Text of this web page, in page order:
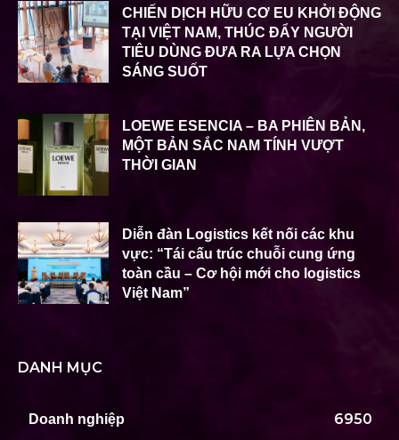
CHIẾN DỊCH HỮU CƠ EU KHỞI ĐỘNG
TẠI VIỆT NAM, THÚC ĐẨY NGƯỜI
TIÊU DÙNG ĐƯA RA LỰA CHỌN
SÁNG SUỐT
LOEWE ESENCIA – BA PHIÊN BẢN,
MỘT BẢN SẮC NAM TÍNH VƯỢT
THỜI GIAN
Diễn đàn Logistics kết nối các khu
vực: “Tái cấu trúc chuỗi cung ứng
toàn cầu – Cơ hội mới cho logistics
Việt Nam”
DANH MỤC
Doanh nghiệp 6950